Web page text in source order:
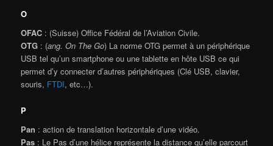
O
OFAC : (Suisse) Office Fédéral de l’Aviation Civile.
OTG : (ang. On The Go) La norme OTG permet à un périphérique
USB tel qu’un smartphone ou une tablette en hôte USB ce qui
permet d’y connecter d’autres périphériques (Clé USB, clavier,
souris, FTDI, etc…).
P
Pan : action de translation horizontale d’une vidéo.
Pas : Le Pas d’une hélice représente la distance qu’elle parcourt